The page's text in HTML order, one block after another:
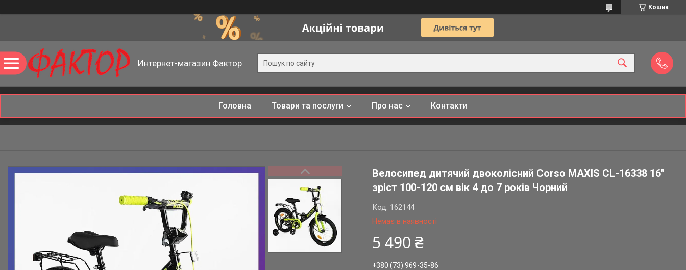
Кошик
Интернет-магазин Фактор
Головна Товари та послуги Про нас Контакти
Велосипед дитячий двоколісний Corso MAXIS CL-16338 16"
зріст 100-120 см вік 4 до 7 років Чорний
Немає в наявності
Код: 162144
5 490 ₴
+380 (73) 969-35-86